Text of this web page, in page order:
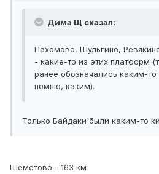
Дима Щ сказал:
Пахомово, Шульгино,
- какие-то из этих платформ
ранее обозначались каким-
помню, каким).
Только Байдаки были каким-то
Шеметово - 163 км